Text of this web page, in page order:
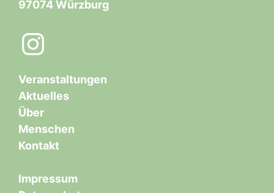
97074 Würzburg
Instagram
Veranstaltungen
Aktuelles
Über
Menschen
Kontakt
Impressum